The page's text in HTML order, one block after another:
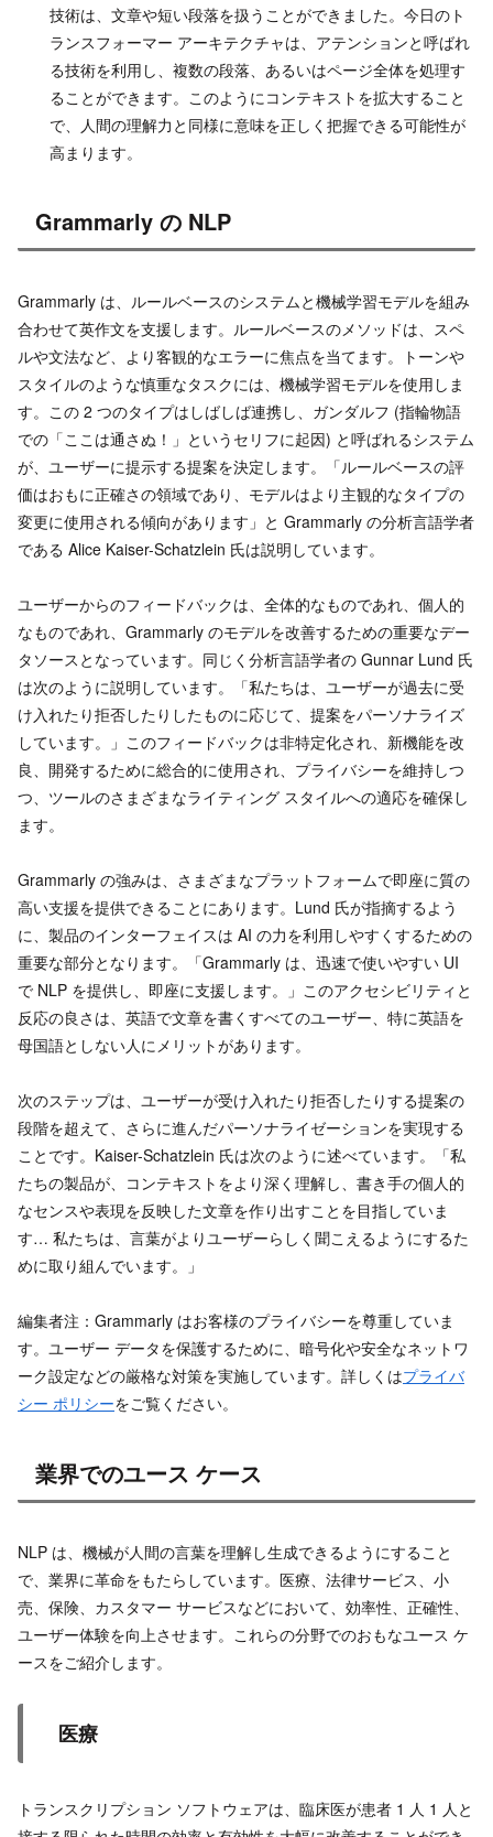
技術は、文章や短い段落を扱うことができました。今日のト
ランスフォーマー アーキテクチャは、アテンションと呼ばれ
る技術を利用し、複数の段落、あるいはページ全体を処理す
ることができます。このようにコンテキストを拡大すること
で、人間の理解力と同様に意味を正しく把握できる可能性が
高まります。
Grammarly の NLP
Grammarly は、ルールベースのシステムと機械学習モデルを組み
合わせて英作文を支援します。ルールベースのメソッドは、スペ
ルや文法など、より客観的なエラーに焦点を当てます。トーンや
スタイルのような慎重なタスクには、機械学習モデルを使用しま
す。この 2 つのタイプはしばしば連携し、ガンダルフ (指輪物語
での「ここは通さぬ！」というセリフに起因) と呼ばれるシステム
が、ユーザーに提示する提案を決定します。「ルールベースの評
価はおもに正確さの領域であり、モデルはより主観的なタイプの
変更に使用される傾向があります」と Grammarly の分析言語学者
である Alice Kaiser-Schatzlein 氏は説明しています。
ユーザーからのフィードバックは、全体的なものであれ、個人的
なものであれ、Grammarly のモデルを改善するための重要なデー
タソースとなっています。同じく分析言語学者の Gunnar Lund 氏
は次のように説明しています。「私たちは、ユーザーが過去に受
け入れたり拒否したりしたものに応じて、提案をパーソナライズ
しています。」このフィードバックは非特定化され、新機能を改
良、開発するために総合的に使用され、プライバシーを維持しつ
つ、ツールのさまざまなライティング スタイルへの適応を確保し
ます。
Grammarly の強みは、さまざまなプラットフォームで即座に質の
高い支援を提供できることにあります。Lund 氏が指摘するよう
に、製品のインターフェイスは AI の力を利用しやすくするための
重要な部分となります。「Grammarly は、迅速で使いやすい UI
で NLP を提供し、即座に支援します。」このアクセシビリティと
反応の良さは、英語で文章を書くすべてのユーザー、特に英語を
母国語としない人にメリットがあります。
次のステップは、ユーザーが受け入れたり拒否したりする提案の
段階を超えて、さらに進んだパーソナライゼーションを実現する
ことです。Kaiser-Schatzlein 氏は次のように述べています。「私
たちの製品が、コンテキストをより深く理解し、書き手の個人的
なセンスや表現を反映した文章を作り出すことを目指していま
す… 私たちは、言葉がよりユーザーらしく聞こえるようにするた
めに取り組んでいます。」
編集者注：Grammarly はお客様のプライバシーを尊重していま
す。ユーザー データを保護するために、暗号化や安全なネットワ
ーク設定などの厳格な対策を実施しています。詳しくはプライバ
シー ポリシーをご覧ください。
業界でのユース ケース
NLP は、機械が人間の言葉を理解し生成できるようにすること
で、業界に革命をもたらしています。医療、法律サービス、小
売、保険、カスタマー サービスなどにおいて、効率性、正確性、
ユーザー体験を向上させます。これらの分野でのおもなユース ケ
ースをご紹介します。
医療
トランスクリプション ソフトウェアは、臨床医が患者 1 人 1 人と